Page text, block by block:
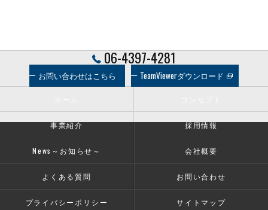
06-4397-4281
お問い合わせはこちら TeamViewerダウンロード
事業紹介 採用情報
News～お知らせ～ 会社概要
よくある質問 お問い合わせ
プライバシーポリシー サイトマップ